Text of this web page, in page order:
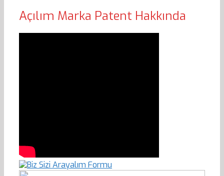
Açılım Marka Patent Hakkında